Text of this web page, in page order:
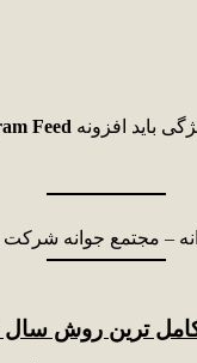
باید افزونه Feed
– مجتمع جوانه شرکت
ترین روش سال